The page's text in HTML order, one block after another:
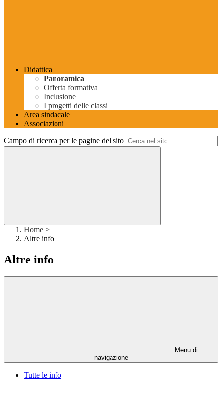
Didattica
Panoramica
Offerta formativa
Inclusione
I progetti delle classi
Area sindacale
Associazioni
Campo di ricerca per le pagine del sito
Home >
Altre info
Altre info
Menu di
navigazione
Tutte le info